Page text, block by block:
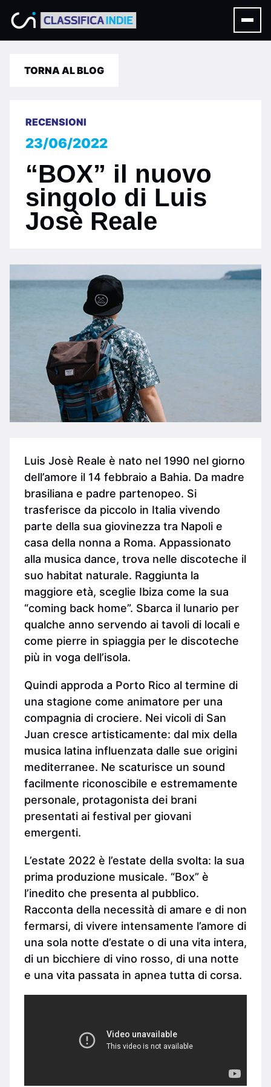
TORNA AL BLOG
RECENSIONI
23/06/2022
“BOX” il nuovo
singolo di Luis
Josè Reale
Luis Josè Reale è nato nel 1990 nel giorno
dell’amore il 14 febbraio a Bahia. Da madre
brasiliana e padre partenopeo. Si
trasferisce da piccolo in Italia vivendo
parte della sua giovinezza tra Napoli e
casa della nonna a Roma. Appassionato
alla musica dance, trova nelle discoteche il
suo habitat naturale. Raggiunta la
maggiore età, sceglie Ibiza come la sua
“coming back home”. Sbarca il lunario per
qualche anno servendo ai tavoli di locali e
come pierre in spiaggia per le discoteche
più in voga dell’isola.
Quindi approda a Porto Rico al termine di
una stagione come animatore per una
compagnia di crociere. Nei vicoli di San
Juan cresce artisticamente: dal mix della
musica latina influenzata dalle sue origini
mediterranee. Ne scaturisce un sound
facilmente riconoscibile e estremamente
personale, protagonista dei brani
presentati ai festival per giovani
emergenti.
L’estate 2022 è l’estate della svolta: la sua
prima produzione musicale. “Box” è
l’inedito che presenta al pubblico.
Racconta della necessità di amare e di non
fermarsi, di vivere intensamente l’amore di
una sola notte d’estate o di una vita intera,
di un bicchiere di vino rosso, di una notte
e una vita passata in apnea tutta di corsa.